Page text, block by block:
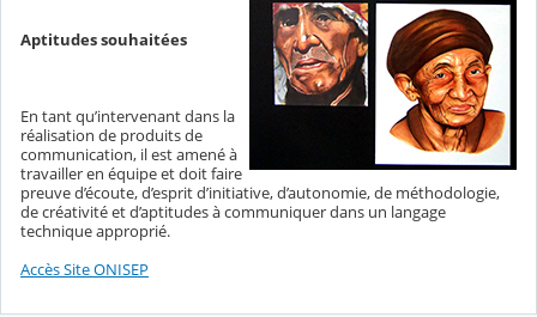
Aptitudes souhaitées
En tant qu’intervenant dans la
réalisation de produits de
communication, il est amené à
travailler en équipe et doit faire
preuve d’écoute, d’esprit d’initiative, d’autonomie, de méthodologie,
de créativité et d’aptitudes à communiquer dans un langage
technique approprié.
Accès Site ONISEP